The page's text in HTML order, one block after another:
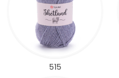
515